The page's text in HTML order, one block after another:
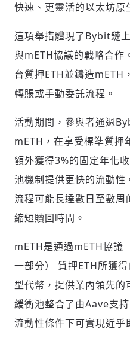
登入或註冊
輸入 Email 驗
快速、更靈活的以太坊原
這項舉措體現了Bybit鏈
與mETH協議的戰略合
台質押ETH並鑄造mETH
轉賬或手動委託流程。
活動期間，參與者通過
mETH，在享受標準質押
額外獲得3%的固定年化
池機制提供更快的流動
流程可能長達數日至數
縮短贖回時間。
mETH是通過mETH協議
一部分） 質押ETH所獲
型代幣，提供業內領先
緩衝池整合了由Aave支
流動性條件下可實現近乎